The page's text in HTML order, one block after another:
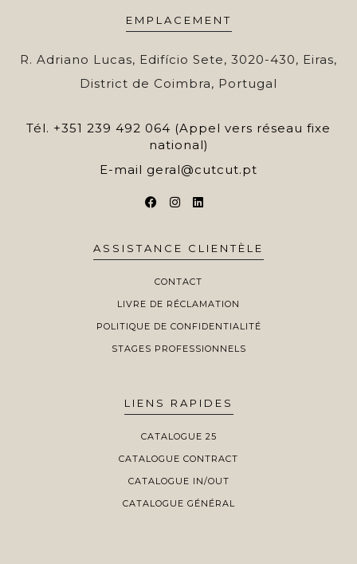
EMPLACEMENT
R. Adriano Lucas, Edifício Sete, 3020-430, Eiras,
District de Coimbra, Portugal
Tél. +351 239 492 064 (Appel vers réseau fixe
national)
E-mail geral@cutcut.pt
ASSISTANCE CLIENTÈLE
CONTACT
LIVRE DE RÉCLAMATION
POLITIQUE DE CONFIDENTIALITÉ
STAGES PROFESSIONNELS
LIENS RAPIDES
CATALOGUE 25
CATALOGUE CONTRACT
CATALOGUE IN/OUT
CATALOGUE GÉNÉRAL